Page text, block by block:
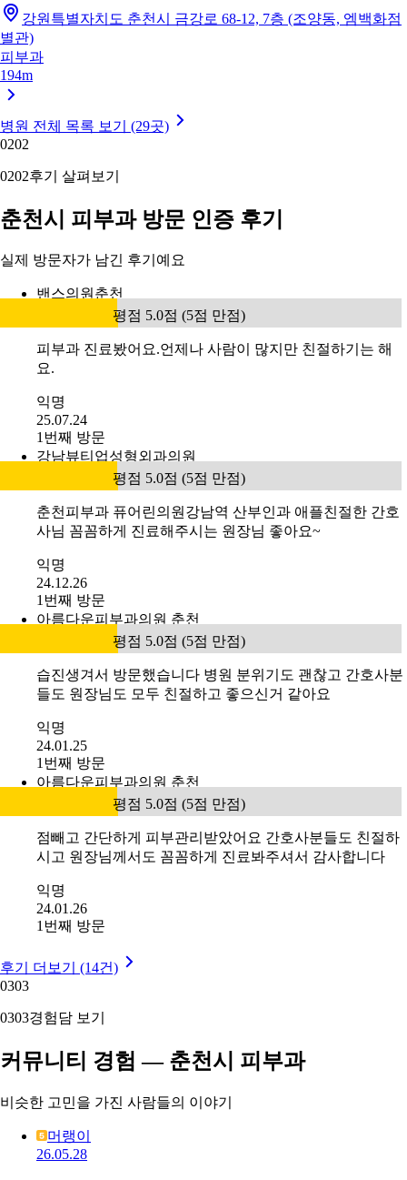
강원특별자치도 춘천시 금강로 68-12, 7층 (조양동, 엠백화점
별관)
피부과
194m
병원 전체 목록 보기 (29곳)
0202
0202후기 살펴보기
춘천시 피부과 방문 인증 후기
실제 방문자가 남긴 후기예요
밴스의원춘천
평점 5.0점 (5점 만점)
피부과 진료봤어요.언제나 사람이 많지만 친절하기는 해
요.
익명
25.07.24
1번째 방문
강남뷰티업성형외과의원
평점 5.0점 (5점 만점)
춘천피부과 퓨어린의원강남역 산부인과 애플친절한 간호
사님 꼼꼼하게 진료해주시는 원장님 좋아요~
익명
24.12.26
1번째 방문
아름다운피부과의원 춘천
평점 5.0점 (5점 만점)
습진생겨서 방문했습니다 병원 분위기도 괜찮고 간호사분
들도 원장님도 모두 친절하고 좋으신거 같아요
익명
24.01.25
1번째 방문
아름다운피부과의원 춘천
평점 5.0점 (5점 만점)
점빼고 간단하게 피부관리받았어요 간호사분들도 친절하
시고 원장님께서도 꼼꼼하게 진료봐주셔서 감사합니다
익명
24.01.26
1번째 방문
후기 더보기 (14건)
0303
0303경험담 보기
커뮤니티 경험 — 춘천시 피부과
비슷한 고민을 가진 사람들의 이야기
머랭이
26.05.28